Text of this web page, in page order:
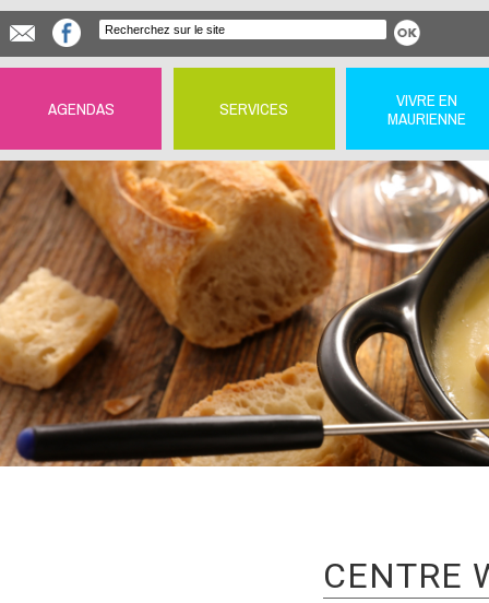
AGENDAS SERVICES
VIVRE EN
MAURIENNE
CENTRE